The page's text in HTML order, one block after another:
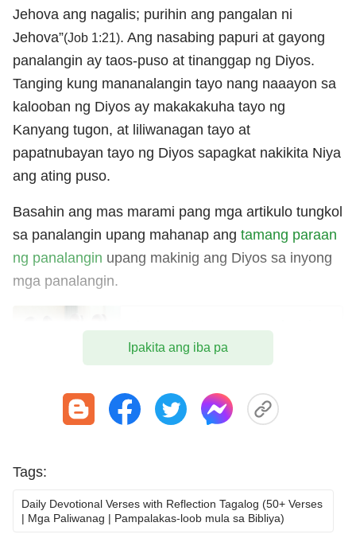
Jehova ang nagalis; purihin ang pangalan ni
Jehova”(Job 1:21). Ang nasabing papuri at gayong
panalangin ay taos-puso at tinanggap ng Diyos.
Tanging kung mananalangin tayo nang naaayon sa
kalooban ng Diyos ay makakakuha tayo ng
Kanyang tugon, at liliwanagan tayo at
papatnubayan tayo ng Diyos sapagkat nakikita Niya
ang ating puso.
Basahin ang mas marami pang mga artikulo tungkol
sa panalangin upang mahanap ang tamang paraan
ng panalangin upang makinig ang Diyos sa inyong
mga panalangin.
at ano ang maaari nitong
magawa
Paano Manalangin Na
Pakikinggan ng Panginoon:
Pakikinggan ng Diyos
Ipakita ang iba pa
Tags:
Daily Devotional Verses with Reflection Tagalog (50+ Verses
| Mga Paliwanag | Pampalakas-loob mula sa Bibliya)